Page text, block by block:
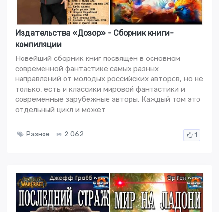
Издательства «Дозор» - Сборник книги-
кoмпиляции
Новейший сборник книг посвящен в основном
современной фантастике самых разных
направлений от молодых российских авторов, но не
только, есть и классики мировой фантастики и
современные зарубежные авторы. Каждый том это
отдельный цикл и может
Разное 2 062 1